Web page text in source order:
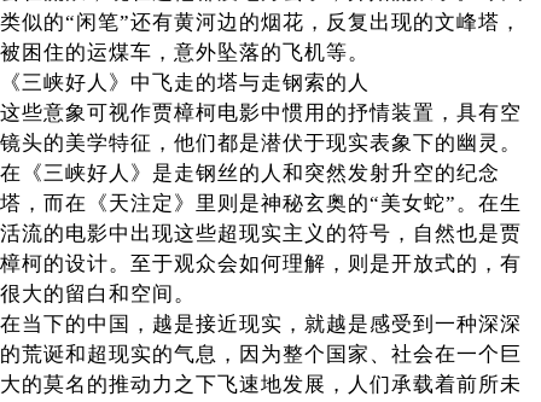
类似的“闲笔”还有黄河边的烟花，反复出现的文峰塔，
被困住的运煤车，意外坠落的飞机等。
《三峡好人》中飞走的塔与走钢索的人
这些意象可视作贾樟柯电影中惯用的抒情装置，具有空
镜头的美学特征，他们都是潜伏于现实表象下的幽灵。
在《三峡好人》是走钢丝的人和突然发射升空的纪念
塔，而在《天注定》里则是神秘玄奥的“美女蛇”。在生
活流的电影中出现这些超现实主义的符号，自然也是贾
樟柯的设计。至于观众会如何理解，则是开放式的，有
很大的留白和空间。
在当下的中国，越是接近现实，就越是感受到一种深深
的荒诞和超现实的气息，因为整个国家、社会在一个巨
大的莫名的推动力之下飞速地发展，人们承载着前所未